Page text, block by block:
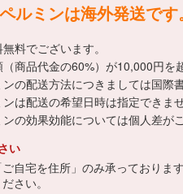
ルミンは海外発送です
料でございます。
商品代金の60%）が10,000円を
の配送方法につきましては国際
は配送の希望日時は指定できませ
ンの効果効能については個人差が
い
自宅を住所」のみ承っておりま
さい。